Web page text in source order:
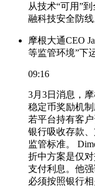
从技术“可用”
融科技安全防线
摩根大通CEO
等监管环境”下
09:16
3月3日消息，摩
稳定币奖励机
若平台持有客
银行吸收存款
监管标准。
折中方案是仅
支付利息。他
必须按照银行相